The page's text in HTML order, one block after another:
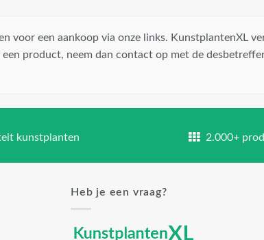
voor een aankoop via onze links. KunstplantenXL
product, neem dan contact op met de
kunstplanten 2.000+
Heb je een vraag?